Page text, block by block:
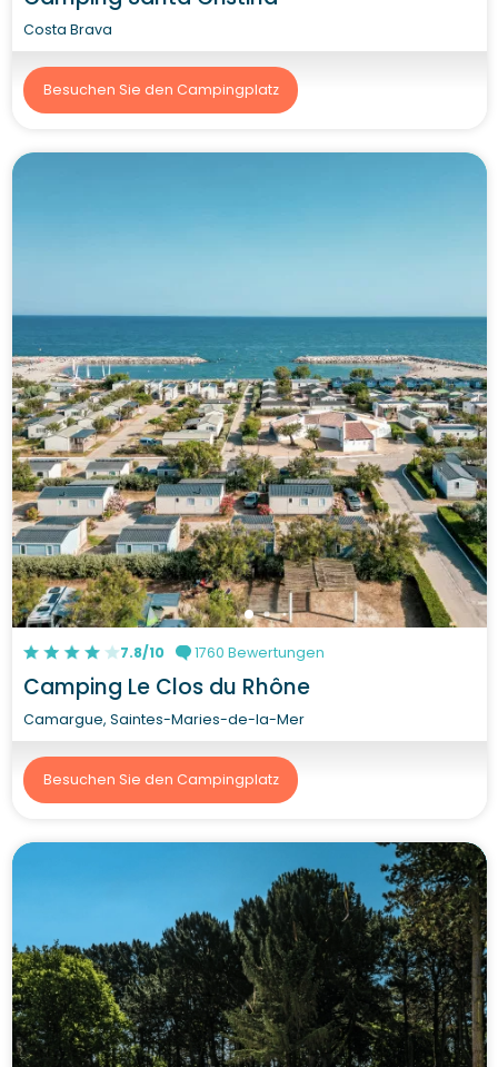
Costa Brava
Besuchen Sie den Campingplatz
7.8/10 1760 Bewertungen
Camping Le Clos du Rhône
Camargue, Saintes-Maries-de-la-Mer
Besuchen Sie den Campingplatz